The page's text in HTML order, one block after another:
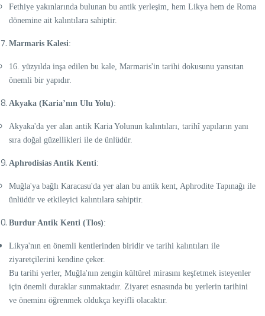
Fethiye yakınlarında bulunan bu antik yerleşim, hem Likya hem de Roma
dönemine ait kalıntılara sahiptir.
Marmaris Kalesi:
16. yüzyılda inşa edilen bu kale, Marmaris'in tarihi dokusunu yansıtan
önemli bir yapıdır.
Akyaka (Karia’nın Ulu Yolu):
Akyaka'da yer alan antik Karia Yolunun kalıntıları, tarihî yapıların yanı
sıra doğal güzellikleri ile de ünlüdür.
Aphrodisias Antik Kenti:
Muğla'ya bağlı Karacasu'da yer alan bu antik kent, Aphrodite Tapınağı ile
ünlüdür ve etkileyici kalıntılara sahiptir.
Burdur Antik Kenti (Tlos):
Likya'nın en önemli kentlerinden biridir ve tarihi kalıntıları ile
ziyaretçilerini kendine çeker.
Bu tarihi yerler, Muğla'nın zengin kültürel mirasını keşfetmek isteyenler
için önemli duraklar sunmaktadır. Ziyaret esnasında bu yerlerin tarihini
ve öneminı öğrenmek oldukça keyifli olacaktır.